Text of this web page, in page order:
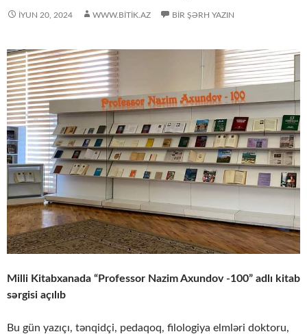
İYUN 20, 2024 WWW.BITIK.AZ BIR ŞƏRH YAZIN
Milli Kitabxanada “Professor Nazim Axundоv -100” adlı kitab
sərgisi açılıb
Bu gün yazıçı, tənqidçi, pedaqoq, filologiya elmləri doktoru,